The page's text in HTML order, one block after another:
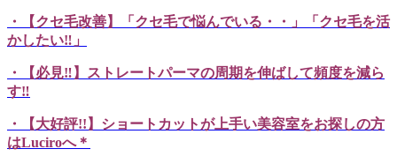
・【クセ毛改善】「クセ毛で悩んでいる・・」「クセ毛を活
かしたい‼」
・【必見‼】ストレートパーマの周期を伸ばして頻度を減ら
す‼
・【大好評!!】ショートカットが上手い美容室をお探しの方
はLuciroへ＊